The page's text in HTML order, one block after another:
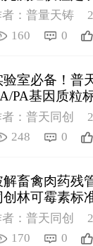
者：普量天铸
160
0
验室必备！普
PA基因质粒
：普天同创
248
0
解畜禽肉药残
创林可霉素标
：普天同创
170
0